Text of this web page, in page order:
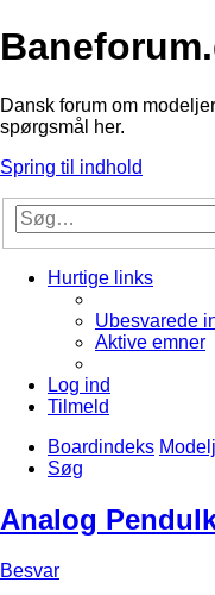
Dansk forum om
spørgsmål her.
Spring til indhold
Hurtige links
Ubesvarede
Aktive emner
Log ind
Tilmeld
Boardindeks
Søg
Analog
Besvar